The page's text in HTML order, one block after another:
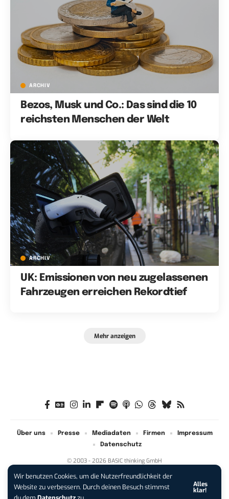
Wir benutzen Cookies, um die Nutzerfreundlichkeit der
Website zu verbessern. Durch deinen Besuch stimmst
Alles
klar!
ARCHIV
Bezos, Musk und Co.: Das sind die 10
reichsten Menschen der Welt
ARCHIV
UK: Emissionen von neu zugelassenen
Fahrzeugen erreichen Rekordtief
Mehr anzeigen
© 2003 - 2026 BASIC thinking GmbH
Über uns Presse Mediadaten Firmen
Impressum
Datenschutz
iPhone 17 Pro sichern:Für 1 € +
200 € Hardware-Bonus!